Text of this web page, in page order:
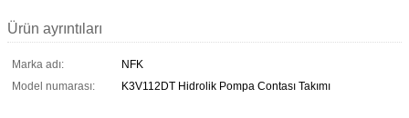
Ürün ayrıntıları
Marka adı:
NFK
Model numarası:
K3V112DT Hidrolik Pompa Contası Takımı